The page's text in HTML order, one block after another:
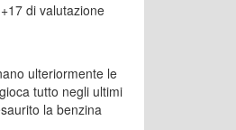
di valutazione
ulteriormente le
tutto negli ultimi
la benzina